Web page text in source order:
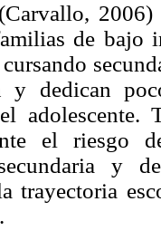
de bajo
y dedican
adolescente.
el riesgo
y
trayectoria